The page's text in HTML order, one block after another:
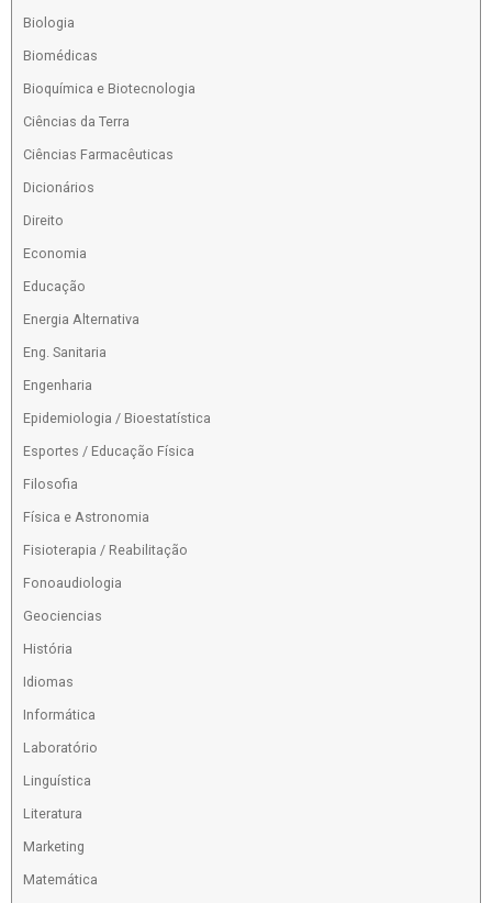
Biologia
Biomédicas
Bioquímica e Biotecnologia
Ciências da Terra
Ciências Farmacêuticas
Dicionários
Direito
Economia
Educação
Energia Alternativa
Eng. Sanitaria
Engenharia
Epidemiologia / Bioestatística
Esportes / Educação Física
Filosofia
Física e Astronomia
Fisioterapia / Reabilitação
Fonoaudiologia
Geociencias
História
Idiomas
Informática
Laboratório
Linguística
Literatura
Marketing
Matemática